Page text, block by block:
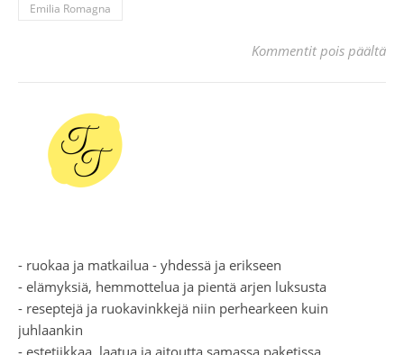
Emilia Romagna
Kommentit pois päältä
- ruokaa ja matkailua - yhdessä ja erikseen
- elämyksiä, hemmottelua ja pientä arjen luksusta
- reseptejä ja ruokavinkkejä niin perhearkeen kuin
juhlaankin
- estetiikkaa, laatua ja aitoutta samassa paketissa